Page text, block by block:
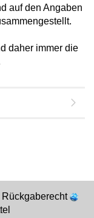
auf den Angaben
daher immer die
Rückgaberecht